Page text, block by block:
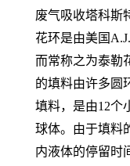
废气吸收塔科斯
花环是由美国
而常称之为泰勒
的填料由许多圆
填料，是由12个
球体。由于填料
内液体的停留时